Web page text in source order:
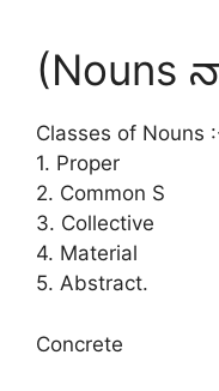
(Nouns
Classes of Nouns
1. Proper
2. Common S
3. Collective
4. Material
5. Abstract.
Concrete